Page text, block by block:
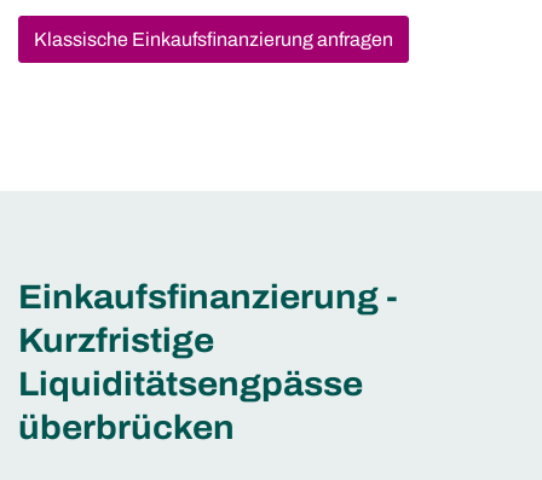
Klassische Einkaufs­finanzierung anfragen
Einkaufsfinanzierung -
Kurzfristige
Liquiditätsengpässe
überbrücken